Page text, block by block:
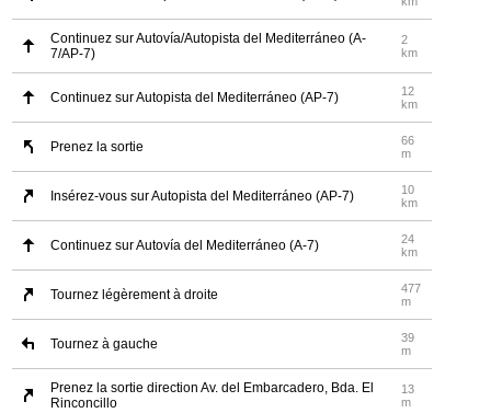
Continuez sur Autovía/Autopista del Mediterráneo (A-
7/AP-7)
2
km
Continuez sur Autopista del Mediterráneo (AP-7)
12
km
Prenez la sortie
66
m
Insérez-vous sur Autopista del Mediterráneo (AP-7)
10
km
Continuez sur Autovía del Mediterráneo (A-7)
24
km
Tournez légèrement à droite
477
m
Tournez à gauche
39
m
Prenez la sortie direction Av. del Embarcadero, Bda. El
Rinconcillo
13
m